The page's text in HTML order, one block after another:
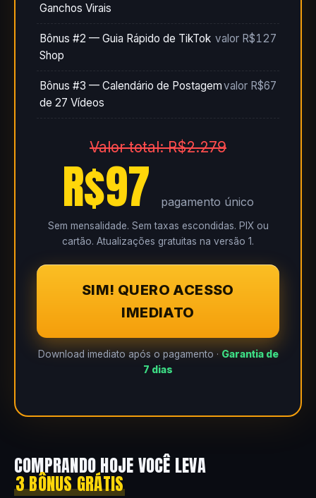
Ganchos Virais
Bônus #2 — Guia Rápido de TikTok
Shop
valor R$127
Bônus #3 — Calendário de Postagem
de 27 Vídeos
valor R$67
Valor total: R$2.279
R$97 pagamento único
Sem mensalidade. Sem taxas escondidas. PIX ou
cartão. Atualizações gratuitas na versão 1.
SIM! QUERO ACESSO
IMEDIATO
Download imediato após o pagamento · Garantia de
7 dias
COMPRANDO HOJE VOCÊ LEVA
3 BÔNUS GRÁTIS